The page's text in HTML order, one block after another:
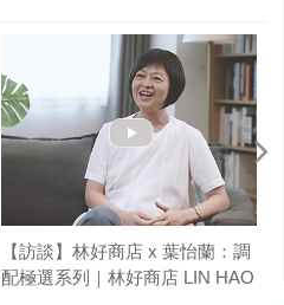
【訪談】林好商店 x 葉怡蘭：調
配極選系列｜林好商店 LIN HAO